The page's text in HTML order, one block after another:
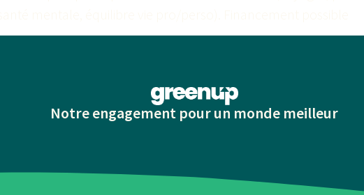
Notre engagement pour un monde meilleur